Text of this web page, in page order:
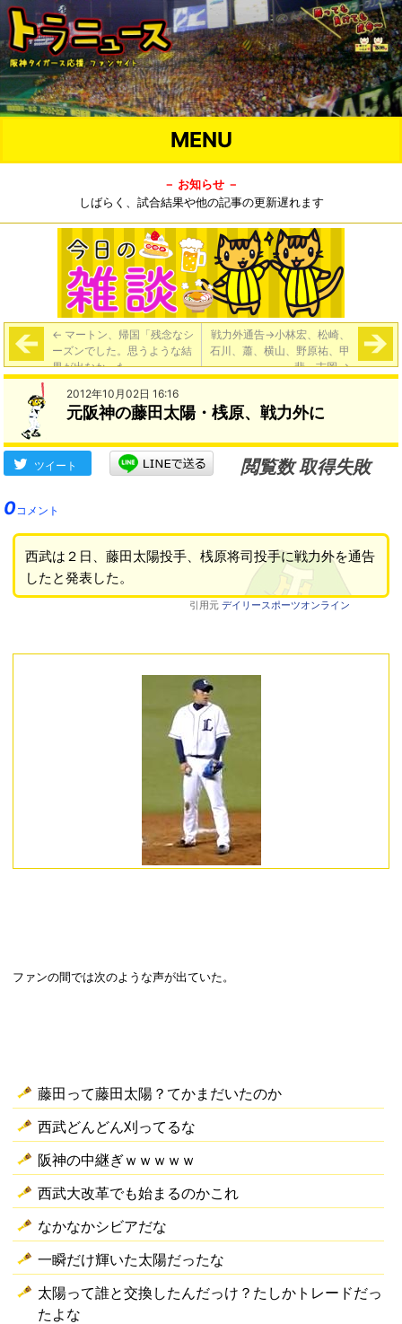
MENU
－ お知らせ －
しばらく、試合結果や他の記事の更新遅れます
← マートン、帰国「残念なシ
ーズンでした。思うような結
果が出なかった」
戦力外通告→小林宏、松崎、
石川、蕭、横山、野原祐、甲
斐、吉岡→
2012年10月02日 16:16
元阪神の藤田太陽・桟原、戦力外に
ツイート
閲覧数 取得失敗
0コメント
西武は２日、藤田太陽投手、桟原将司投手に戦力外を通告
したと発表した。
引用元 デイリースポーツオンライン
ファンの間では次のような声が出ていた。
藤田って藤田太陽？てかまだいたのか
西武どんどん刈ってるな
阪神の中継ぎｗｗｗｗｗ
西武大改革でも始まるのかこれ
なかなかシビアだな
一瞬だけ輝いた太陽だったな
太陽って誰と交換したんだっけ？たしかトレードだっ
たよな